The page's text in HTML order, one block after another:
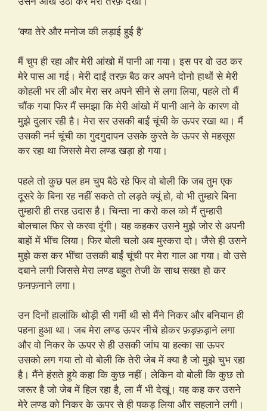
‘क्या तेरे और मनोज की लड़ाई हुई है’
मैं चुप ही रहा और मेरी आंखो में पानी आ गया। इस पर वो उठ कर
मेरे पास आ गई। मेरी दाईं तरफ़ बैठ कर अपने दोनो हाथों से मेरी
कोहली भर ली और मेरा सर अपने सीने से लगा लिया, पहले तो मैं
चौंक गया फिर मैं समझा कि मेरी आंखो में पानी आने के कारण वो
मुझे दुलार रही है। मेरा सर उसकी बाईं चूंची के ऊपर रखा था। मैं
उसकी नर्म चूंची का गुदगुदापन उसके कुरते के ऊपर से महसूस
कर रहा था जिससे मेरा लण्ड खड़ा हो गया।
पहले तो कुछ पल हम चुप बैठे रहे फिर वो बोली कि जब तुम एक
दूसरे के बिना रह नहीं सकते तो लड़ते क्यूं हो, वो भी तुम्हारे बिना
तुम्हारी ही तरह उदास है। चिन्ता ना करो कल को मैं तुम्हारी
बोलचाल फिर से करवा दूंगी। यह कहकर उसने मुझे जोर से अपनी
बाहों में भींच लिया। फिर बोली चलो अब मुस्करा दो। जैसे ही उसने
मुझे कस कर भींचा उसकी बाईं चूंची पर मेरा गाल आ गया। वो उसे
दबाने लगी जिससे मेरा लण्ड बहुत तेजी के साथ सख्त हो कर
फ़नफ़नाने लगा।
उन दिनों हालांकि थोड़ी सी गर्मी थी सो मैंने निकर और बनियान ही
पहना हुआ था। जब मेरा लण्ड ऊपर नीचे होकर फ़ड़फ़ड़ाने लगा
और वो निकर के ऊपर से ही उसकी जांघ या हल्का सा ऊपर
उसको लग गया तो वो बोली कि तेरी जेब में क्या है जो मुझे चुभ रहा
है। मैंने हंसते हुये कहा कि कुछ नहीं। लेकिन वो बोली कि कुछ तो
जरूर है जो जेब में हिल रहा है, ला मैं भी देखूं। यह कह कर उसने
मेरे लण्ड को निकर के ऊपर से ही पकड़ लिया और सहलाने लगी।